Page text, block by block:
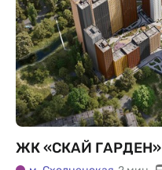
ЖК «СКАЙ ГАРДЕН»